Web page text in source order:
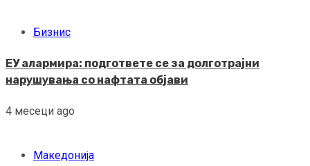
Бизнис
ЕУ алармира: подгответе се за долготрајни
нарушувања со нафтата објави
4 месеци ago
Македонија